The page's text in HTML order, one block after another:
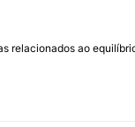
relacionados ao